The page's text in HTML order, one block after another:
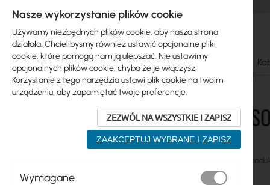
Ubiquiti Mikrotik WiFi & SOHO
WiFi & SOHO Adaptery USB
WIFI &
jako
Nasze wykorzystanie plików cookie
Używamy niezbędnych plików cookie, aby nasza strona
działała. Chcielibyśmy również ustawić opcjonalne pliki
cookie, które pomogą nam ją ulepszać. Nie ustawimy
opcjonalnych plików cookie, chyba że je włączysz.
Korzystanie z tego narzędzia ustawi plik cookie na twoim
urządzeniu, aby zapamiętać twoje preferencje.
ZEZWÓL NA WSZYSTKIE I ZAPISZ
ZAAKCEPTUJ WYBRANE I ZAPISZ
Wymagane